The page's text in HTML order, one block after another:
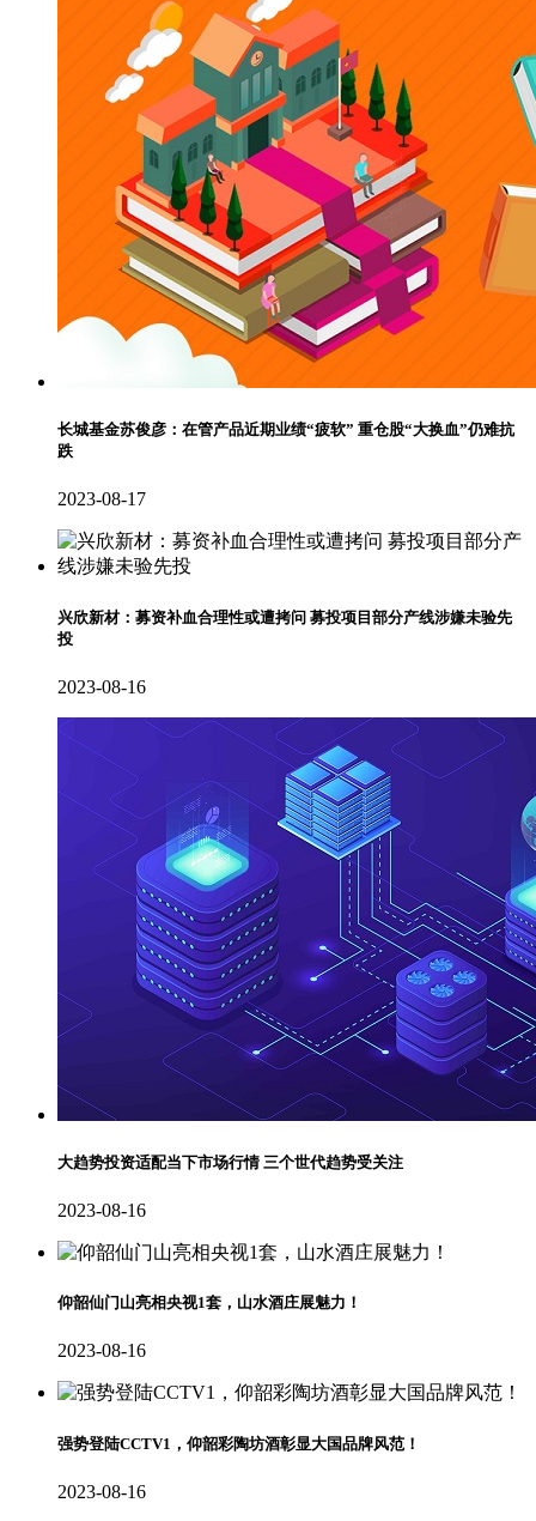
长城基金苏俊彦：在管产品近期业绩“疲软” 重仓股“大换血”仍难抗
跌
2023-08-17
兴欣新材：募资补血合理性或遭拷问 募投项目部分产线涉嫌未验先
投
2023-08-16
大趋势投资适配当下市场行情 三个世代趋势受关注
2023-08-16
仰韶仙门山亮相央视1套，山水酒庄展魅力！
2023-08-16
强势登陆CCTV1，仰韶彩陶坊酒彰显大国品牌风范！
2023-08-16